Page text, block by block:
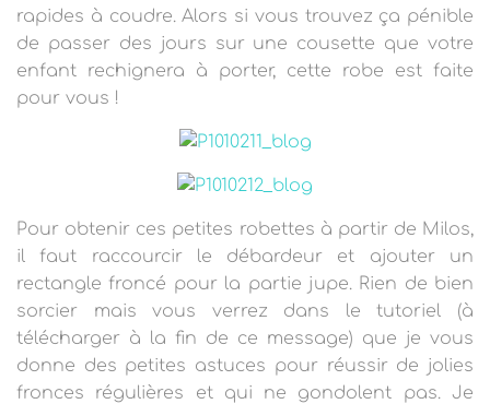
rapides à coudre. Alors si vous trouvez ça pénible
de passer des jours sur une cousette que votre
enfant rechignera à porter, cette robe est faite
pour vous !
Pour obtenir ces petites robettes à partir de Milos,
il faut raccourcir le débardeur et ajouter un
rectangle froncé pour la partie jupe. Rien de bien
sorcier mais vous verrez dans le tutoriel (à
télécharger à la fin de ce message) que je vous
donne des petites astuces pour réussir de jolies
fronces régulières et qui ne gondolent pas. Je